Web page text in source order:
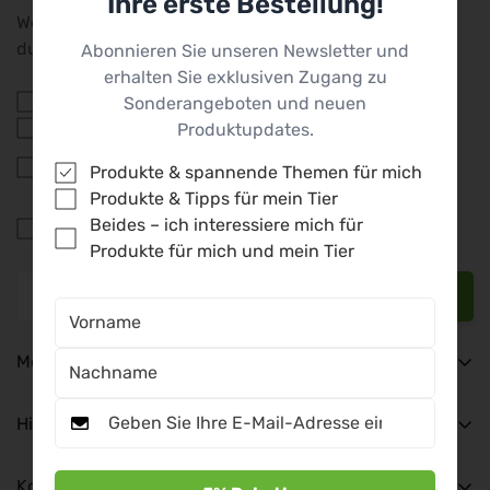
Welche Themen interessieren dich? Wähle aus, damit
du nur die für dich relevanten Infos erhältst!
Produkte & spannende Themen für mich
Produkte & Tipps für mein Tier
mich und mein Tier
Ich stimme den Allgemeinen
Geschäftsbedingungen zu.
Mein Kundenbereich
Mein Konto
Meine Bestellungen
Hilfe & Rechtliches
Impressum
Abonnieren Sie unseren Newsletter und
erhalten Sie exklusiven Zugang zu
Sonderangeboten und neuen
Produktupdates.
Produkte & spannende Themen für mich
Produkte & Tipps für mein Tier
Beides – ich interessiere mich für
Produkte für mich und mein Tier